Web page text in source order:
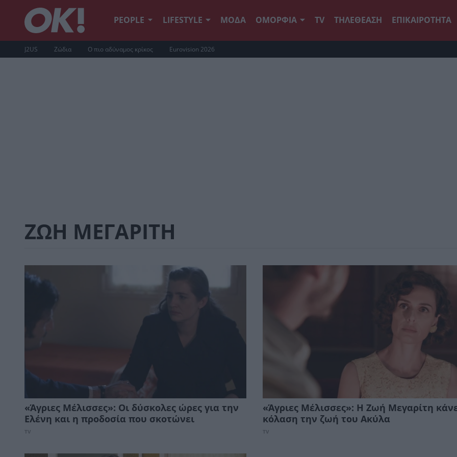
PEOPLE LIFESTYLE ΜΟΔΑ ΟΜΟΡΦΙΑ TV ΤΗΛΕΘΕΑΣΗ ΕΠΙΚΑΙΡΟΤΗΤΑ
J2US Ζώδια Ο πιο αδύναμος κρίκος Eurovision 2026
ΖΩΗ ΜΕΓΑΡΙΤΗ
«Άγριες Μέλισσες»: Οι δύσκολες ώρες για την
Ελένη και η προδοσία που σκοτώνει
TV
«Άγριες Μέλισσες»: Η Ζωή Μεγαρίτη
κόλαση την ζωή του Ακύλα
TV